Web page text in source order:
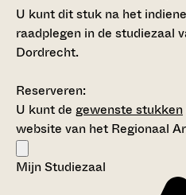
U kunt dit stuk na het
raadplegen in de studiezaal
Dordrecht.
Reserveren:
U kunt de gewenste stukken
website van het Regionaal
Mijn Studiezaal